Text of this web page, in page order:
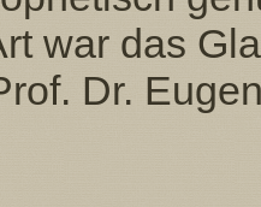
war das
Dr.